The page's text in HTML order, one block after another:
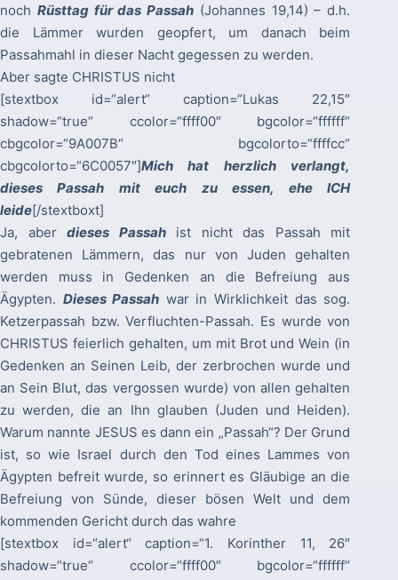
noch Rüsttag für das Passah (Johannes 19,14) – d.h.
die Lämmer wurden geopfert, um danach beim
Passahmahl in dieser Nacht gegessen zu werden.
Aber sagte CHRISTUS nicht
[stextbox id=“alert“ caption=“Lukas 22,15″
shadow=“true“ ccolor=“ffff00″ bgcolor=“ffffff“
cbgcolor=“9A007B“ bgcolorto=“ffffcc“
cbgcolorto=“6C0057″]Mich hat herzlich verlangt,
dieses Passah mit euch zu essen, ehe ICH
leide[/stextboxt]
Ja, aberdieses Passahist nicht das Passah mit
gebratenen Lämmern, das nur von Juden gehalten
werden muss in Gedenken an die Befreiung aus
Ägypten. Dieses Passah war in Wirklichkeit das sog.
Ketzerpassah bzw. Verfluchten-Passah. Es wurde von
CHRISTUS feierlich gehalten, um mit Brot und Wein (in
Gedenken an Seinen Leib, der zerbrochen wurde und
an Sein Blut, das vergossen wurde) von allen gehalten
zu werden, die an Ihn glauben (Juden und Heiden).
Warum nannte JESUS es dann ein „Passah“? Der Grund
ist, so wie Israel durch den Tod eines Lammes von
Ägypten befreit wurde, so erinnert es Gläubige an die
Befreiung von Sünde, dieser bösen Welt und dem
kommenden Gericht durch das wahre
[stextbox id=“alert“ caption=“1. Korinther 11, 26″
shadow=“true“ ccolor=“ffff00″ bgcolor=“ffffff“